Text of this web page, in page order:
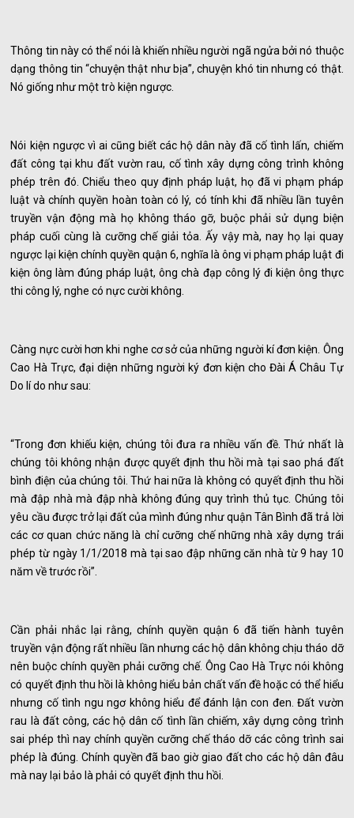
Thông tin này có thể nói là khiến nhiều người ngã ngửa bởi nó thuộc
dạng thông tin “chuyện thật như bịa”, chuyện khó tin nhưng có thật.
Nó giống như một trò kiện ngược.
Nói kiện ngược vì ai cũng biết các hộ dân này đã cố tình lấn, chiếm
đất công tại khu đất vườn rau, cố tình xây dựng công trình không
phép trên đó. Chiểu theo quy định pháp luật, họ đã vi phạm pháp
luật và chính quyền hoàn toàn có lý, có tính khi đã nhiều lần tuyên
truyền vận động mà họ không tháo gỡ, buộc phải sử dụng biện
pháp cuối cùng là cưỡng chế giải tỏa. Ấy vậy mà, nay họ lại quay
ngược lại kiện chính quyền quận 6, nghĩa là ông vi phạm pháp luật đi
kiện ông làm đúng pháp luật, ông chà đạp công lý đi kiện ông thực
thi công lý, nghe có nực cười không.
Càng nực cười hơn khi nghe cơ sở của những người kí đơn kiện. Ông
Cao Hà Trực, đại diện những người ký đơn kiện cho Đài Á Châu Tự
Do lí do như sau:
“Trong đơn khiếu kiện, chúng tôi đưa ra nhiều vấn đề. Thứ nhất là
chúng tôi không nhận được quyết định thu hồi mà tại sao phá đất
bình điện của chúng tôi. Thứ hai nữa là không có quyết định thu hồi
mà đập nhà mà đập nhà không đúng quy trình thủ tục. Chúng tôi
yêu cầu được trở lại đất của mình đúng như quận Tân Bình đã trả lời
các cơ quan chức năng là chỉ cưỡng chế những nhà xây dựng trái
phép từ ngày 1/1/2018 mà tại sao đập những căn nhà từ 9 hay 10
năm về trước rồi”.
Cần phải nhắc lại rằng, chính quyền quận 6 đã tiến hành tuyên
truyền vận động rất nhiều lần nhưng các hộ dân không chịu tháo dỡ
nên buộc chính quyền phải cưỡng chế. Ông Cao Hà Trực nói không
có quyết định thu hồi là không hiểu bản chất vấn đề hoặc có thể hiểu
nhưng cố tình ngu ngơ không hiểu để đánh lận con đen. Đất vườn
rau là đất công, các hộ dân cố tình lần chiếm, xây dựng công trình
sai phép thì nay chính quyền cưỡng chế tháo dỡ các công trình sai
phép là đúng. Chính quyền đã bao giờ giao đất cho các hộ dân đâu
mà nay lại bảo là phải có quyết định thu hồi.